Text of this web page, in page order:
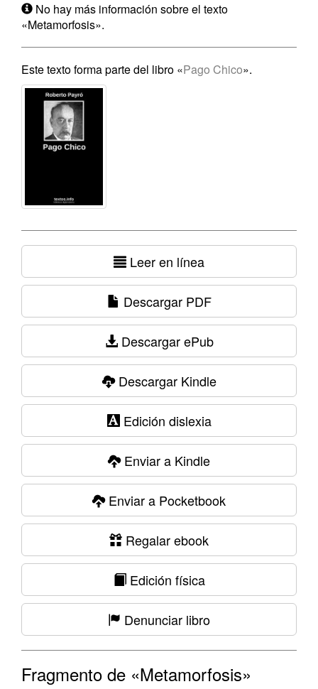
No hay más información sobre el texto
«Metamorfosis».
Este texto forma parte del libro «Pago Chico».
Leer en línea
Descargar PDF
Descargar ePub
Descargar Kindle
Edición dislexia
Enviar a Kindle
Enviar a Pocketbook
Regalar ebook
Edición física
Denunciar libro
Fragmento de «Metamorfosis»